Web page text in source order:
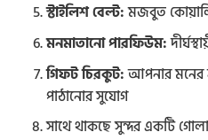
স্টাইলিশ বেল্ট:মজবুত
মনমাতানো পারফিউম:
গিফট চিরকুট:আপনার মনের
পাঠানোর সুযোগ
সাথে থাকছে সুন্দর একটি